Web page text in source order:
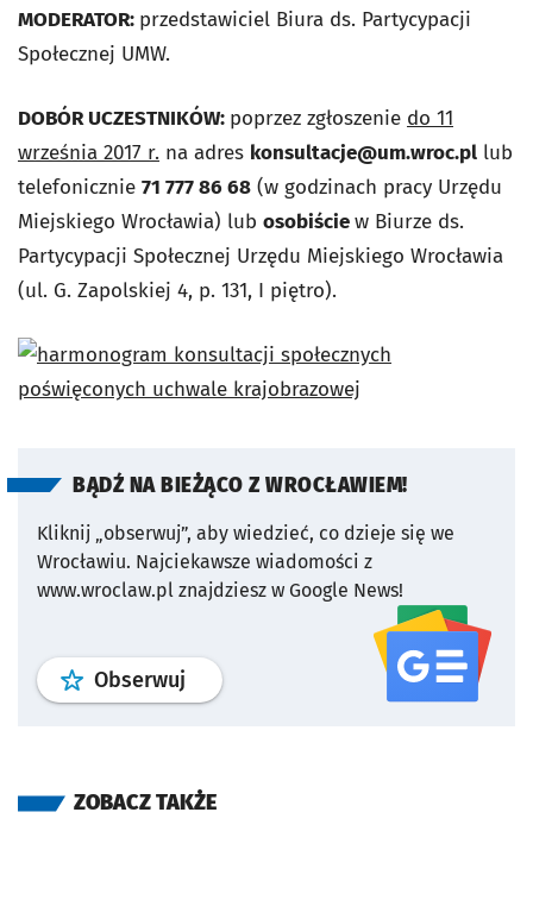
MODERATOR: przedstawiciel Biura ds. Partycypacji
Społecznej UMW.
DOBÓR UCZESTNIKÓW: poprzez zgłoszenie do 11
września 2017 r. na adres konsultacje@um.wroc.pl lub
telefonicznie 71 777 86 68 (w godzinach pracy Urzędu
Miejskiego Wrocławia) lub osobiściew Biurze ds.
Partycypacji Społecznej Urzędu Miejskiego Wrocławia
(ul. G. Zapolskiej 4, p. 131, I piętro).
BĄDŹ NA BIEŻĄCO Z WROCŁAWIEM!
Kliknij „obserwuj”, aby wiedzieć, co dzieje się we
Wrocławiu. Najciekawsze wiadomości z
www.wroclaw.pl znajdziesz w Google News!
Obserwuj profil serwisu
ZOBACZ TAKŻE